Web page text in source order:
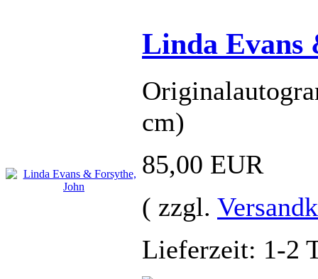
Linda Evans
cm)
85,00 EUR
( zzgl.
Lieferzeit: 1-2